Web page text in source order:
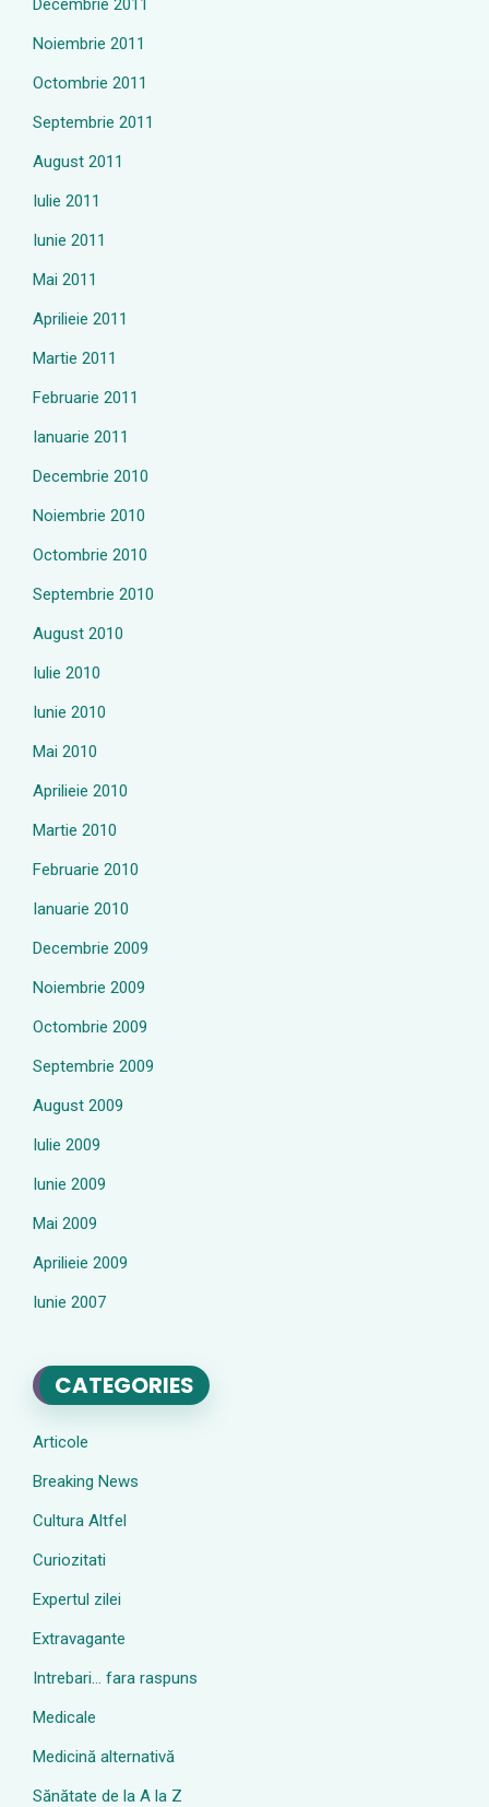
Decembrie 2011
Noiembrie 2011
Octombrie 2011
Septembrie 2011
August 2011
Iulie 2011
Iunie 2011
Mai 2011
Aprilieie 2011
Martie 2011
Februarie 2011
Ianuarie 2011
Decembrie 2010
Noiembrie 2010
Octombrie 2010
Septembrie 2010
August 2010
Iulie 2010
Iunie 2010
Mai 2010
Aprilieie 2010
Martie 2010
Februarie 2010
Ianuarie 2010
Decembrie 2009
Noiembrie 2009
Octombrie 2009
Septembrie 2009
August 2009
Iulie 2009
Iunie 2009
Mai 2009
Aprilieie 2009
Iunie 2007
CATEGORIES
Articole
Breaking News
Cultura Altfel
Curiozitati
Expertul zilei
Extravagante
Intrebari… fara raspuns
Medicale
Medicină alternativă
Sănătate de la A la Z